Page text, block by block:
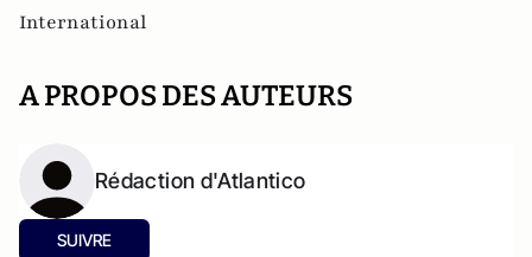
International
A PROPOS DES AUTEURS
Rédaction d'Atlantico
SUIVRE